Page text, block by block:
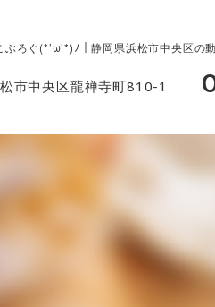
ぶろぐ(*’ω’*)ﾉ｜静岡県浜松市中央区の
市中央区龍禅寺町810-1